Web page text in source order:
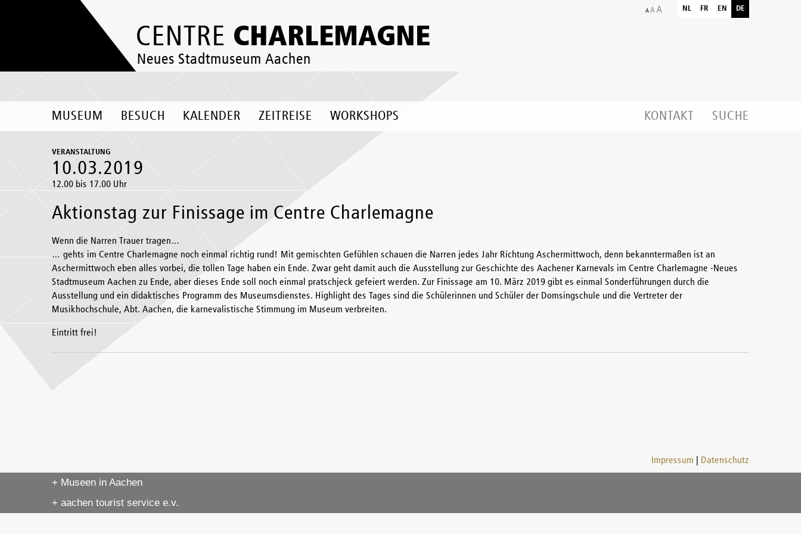
CENTRE CHARLEMAGNE
Neues Stadtmuseum Aachen
NL FR EN DE
MUSEUM BESUCH KALENDER ZEITREISE WORKSHOPS KONTAKT SUCHE
VERANSTALTUNG
10.03.2019
12.00 bis 17.00 Uhr
Aktionstag zur Finissage im Centre Charlemagne
Wenn die Narren Trauer tragen…
… gehts im Centre Charlemagne noch einmal richtig rund! Mit gemischten Gefühlen schauen die Narren jedes Jahr Richtung Aschermittwoch, denn bekanntermaßen ist an
Aschermittwoch eben alles vorbei, die tollen Tage haben ein Ende. Zwar geht damit auch die Ausstellung zur Geschichte des Aachener Karnevals im Centre Charlemagne -Neues
Stadtmuseum Aachen zu Ende, aber dieses Ende soll noch einmal pratschjeck gefeiert werden. Zur Finissage am 10. März 2019 gibt es einmal Sonderführungen durch die
Ausstellung und ein didaktisches Programm des Museumsdienstes. Highlight des Tages sind die Schülerinnen und Schüler der Domsingschule und die Vertreter der
Musikhochschule, Abt. Aachen, die karnevalistische Stimmung im Museum verbreiten.
Eintritt frei!
Impressum Datenschutz
+ Museen in Aachen
+ aachen tourist service e.v.